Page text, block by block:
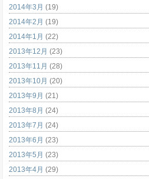
2014年3月 (19)
2014年2月 (19)
2014年1月 (22)
2013年12月 (23)
2013年11月 (28)
2013年10月 (20)
2013年9月 (21)
2013年8月 (24)
2013年7月 (24)
2013年6月 (23)
2013年5月 (23)
2013年4月 (29)